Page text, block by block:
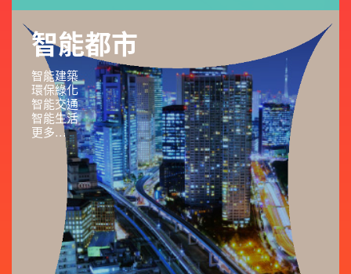
智能都市
智能建築
環保綠化
智能交通
智能生活
更多...